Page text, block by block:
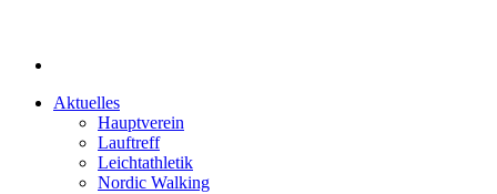
Aktuelles
Hauptverein
Lauftreff
Leichtathletik
Nordic Walking